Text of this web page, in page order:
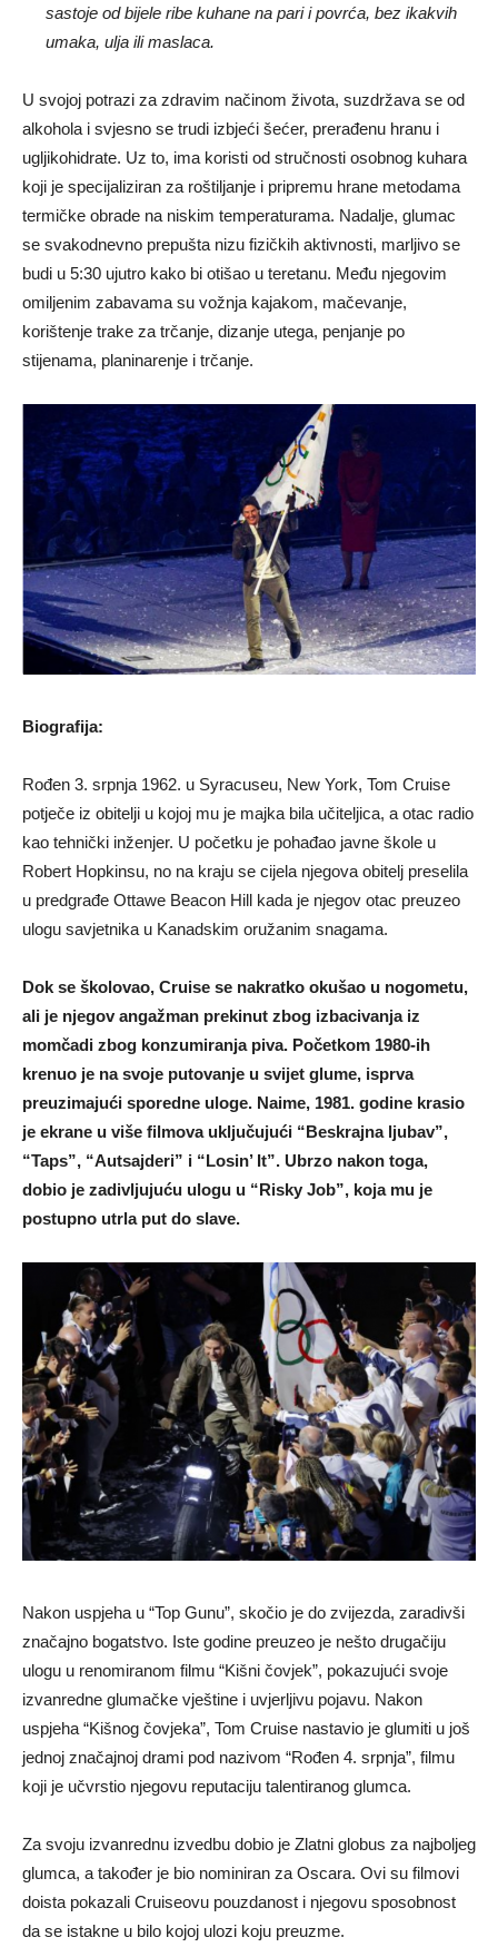
sastoje od bijele ribe kuhane na pari i povrća, bez ikakvih
umaka, ulja ili maslaca.
U svojoj potrazi za zdravim načinom života, suzdržava se od
alkohola i svjesno se trudi izbjeći šećer, prerađenu hranu i
ugljikohidrate. Uz to, ima koristi od stručnosti osobnog kuhara
koji je specijaliziran za roštiljanje i pripremu hrane metodama
termičke obrade na niskim temperaturama. Nadalje, glumac
se svakodnevno prepušta nizu fizičkih aktivnosti, marljivo se
budi u 5:30 ujutro kako bi otišao u teretanu. Među njegovim
omiljenim zabavama su vožnja kajakom, mačevanje,
korištenje trake za trčanje, dizanje utega, penjanje po
stijenama, planinarenje i trčanje.
Biografija:
Rođen 3. srpnja 1962. u Syracuseu, New York, Tom Cruise
potječe iz obitelji u kojoj mu je majka bila učiteljica, a otac radio
kao tehnički inženjer. U početku je pohađao javne škole u
Robert Hopkinsu, no na kraju se cijela njegova obitelj preselila
u predgrađe Ottawe Beacon Hill kada je njegov otac preuzeo
ulogu savjetnika u Kanadskim oružanim snagama.
Dok se školovao, Cruise se nakratko okušao u nogometu,
ali je njegov angažman prekinut zbog izbacivanja iz
momčadi zbog konzumiranja piva. Početkom 1980-ih
krenuo je na svoje putovanje u svijet glume, isprva
preuzimajući sporedne uloge. Naime, 1981. godine krasio
je ekrane u više filmova uključujući “Beskrajna ljubav”,
“Taps”, “Autsajderi” i “Losin’ It”. Ubrzo nakon toga,
dobio je zadivljujuću ulogu u “Risky Job”, koja mu je
postupno utrla put do slave.
Nakon uspjeha u “Top Gunu”, skočio je do zvijezda, zaradivši
značajno bogatstvo. Iste godine preuzeo je nešto drugačiju
ulogu u renomiranom filmu “Kišni čovjek”, pokazujući svoje
izvanredne glumačke vještine i uvjerljivu pojavu. Nakon
uspjeha “Kišnog čovjeka”, Tom Cruise nastavio je glumiti u još
jednoj značajnoj drami pod nazivom “Rođen 4. srpnja”, filmu
koji je učvrstio njegovu reputaciju talentiranog glumca.
Za svoju izvanrednu izvedbu dobio je Zlatni globus za najboljeg
glumca, a također je bio nominiran za Oscara. Ovi su filmovi
doista pokazali Cruiseovu pouzdanost i njegovu sposobnost
da se istakne u bilo kojoj ulozi koju preuzme.